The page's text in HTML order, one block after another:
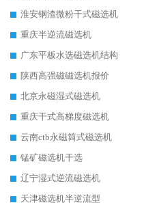
淮安钢渣微粉干式磁选机
重庆半逆流磁选机
广东平板水选磁选机结构
陕西高强磁磁选机报价
北京永磁湿式磁选机
重庆干式高梯度磁选机
云南ctb永磁筒式磁选机
锰矿磁选机干选
辽宁湿式逆流磁选机
天津磁选机半逆流型